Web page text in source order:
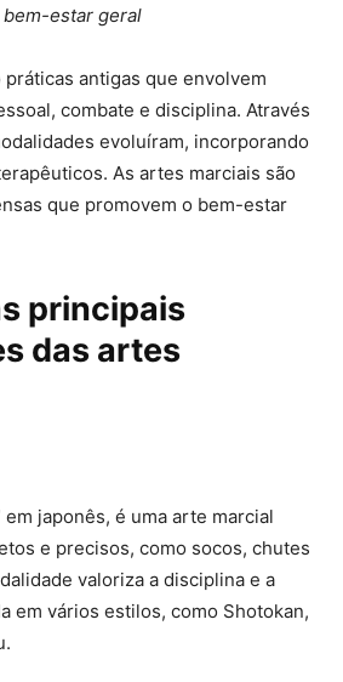
estar geral
antigas que envolvem
combate e disciplina. Através
evoluíram, incorporando
As artes marciais são
que promovem o bem-estar
principais
das artes
em japonês, é uma arte marcial
e precisos, como socos, chutes
valoriza a disciplina e a
em vários estilos, como Shotokan,